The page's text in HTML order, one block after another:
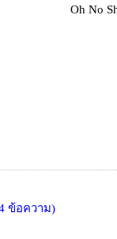
Oh No
ข้อความ)